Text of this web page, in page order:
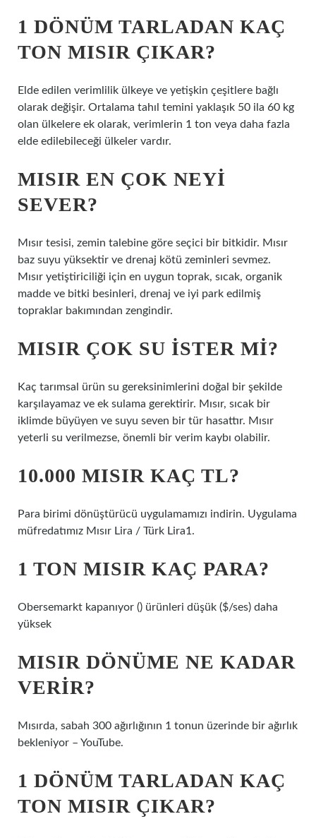
1 DÖNÜM TARLADAN KAÇ
TON MISIR ÇIKAR?
Elde edilen verimlilik ülkeye ve yetişkin çeşitlere bağlı
olarak değişir. Ortalama tahıl temini yaklaşık 50 ila 60 kg
olan ülkelere ek olarak, verimlerin 1 ton veya daha fazla
elde edilebileceği ülkeler vardır.
MISIR EN ÇOK NEYI
SEVER?
Mısır tesisi, zemin talebine göre seçici bir bitkidir. Mısır
baz suyu yüksektir ve drenaj kötü zeminleri sevmez.
Mısır yetiştiriciliği için en uygun toprak, sıcak, organik
madde ve bitki besinleri, drenaj ve iyi park edilmiş
topraklar bakımından zengindir.
MISIR ÇOK SU ISTER MI?
Kaç tarımsal ürün su gereksinimlerini doğal bir şekilde
karşılayamaz ve ek sulama gerektirir. Mısır, sıcak bir
iklimde büyüyen ve suyu seven bir tür hasattır. Mısır
yeterli su verilmezse, önemli bir verim kaybı olabilir.
10.000 MISIR KAÇ TL?
Para birimi dönüştürücü uygulamamızı indirin. Uygulama
müfredatımız Mısır Lira / Türk Lira1.
1 TON MISIR KAÇ PARA?
Obersemarkt kapanıyor () ürünleri düşük ($/ses) daha
yüksek
MISIR DÖNÜME NE KADAR
VERIR?
Mısırda, sabah 300 ağırlığının 1 tonun üzerinde bir ağırlık
bekleniyor – YouTube.
1 DÖNÜM TARLADAN KAÇ
TON MISIR ÇIKAR?